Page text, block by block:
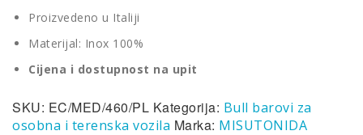
Proizvedeno u Italiji
Materijal: Inox 100%
Cijena i dostupnost na upit
SKU: EC/MED/460/PL Kategorija: Bull barovi za
osobna i terenska vozila Marka: MISUTONIDA